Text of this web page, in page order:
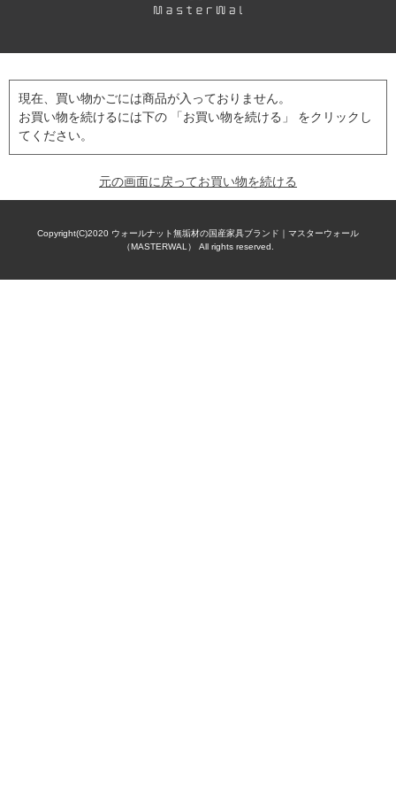
現在、買い物かごには商品が入っておりません。
お買い物を続けるには下の 「お買い物を続ける」 をクリックし
てください。
元の画面に戻ってお買い物を続ける
Copyright(C)2020 ウォールナット無垢材の国産家具ブランド｜マスターウォール
（MASTERWAL） All rights reserved.